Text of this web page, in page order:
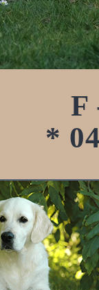
F
*